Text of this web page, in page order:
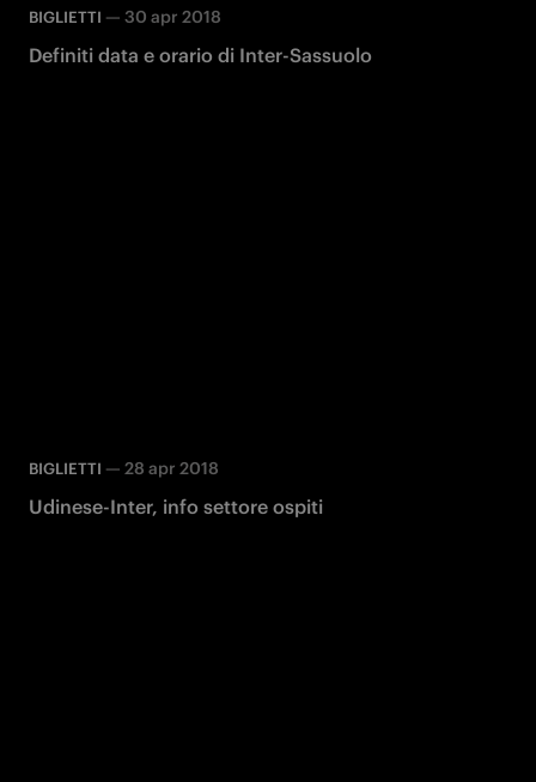
BIGLIETTI — 30 apr 2018
Definiti data e orario di Inter-Sassuolo
BIGLIETTI — 28 apr 2018
Udinese-Inter, info settore ospiti